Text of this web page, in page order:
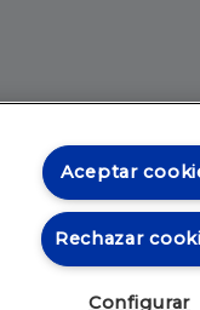
Aceptar
Rechazar
Configurar